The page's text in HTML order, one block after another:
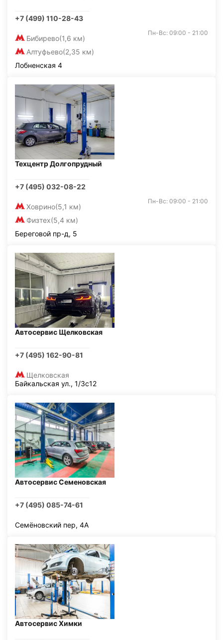
+7 (499) 110-28-43
Бибирево(1,6 км)
Алтуфьево(2,35 км)
Пн-Вс: 09:00 - 21:00
Лобненская 4
Техцентр Долгопрудный
+7 (495) 032-08-22
Ховрино(5,1 км)
Физтех(5,4 км)
Пн-Вс: 09:00 - 21:00
Береговой пр-д, 5
Автосервис Щелковская
+7 (495) 162-90-81
Щелковская
Байкальская ул., 1/3с12
Автосервис Семеновская
+7 (495) 085-74-61
Семёновский пер, 4А
Автосервис Химки